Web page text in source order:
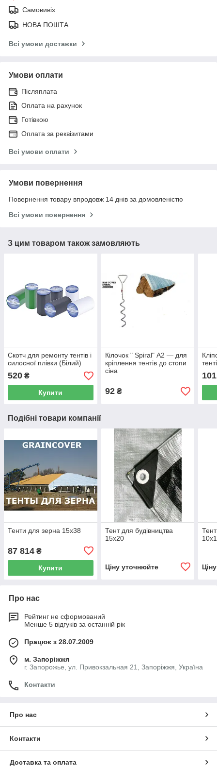
Самовивіз
НОВА ПОШТА
Всі умови доставки
Умови оплати
Післяплата
Оплата на рахунок
Готівкою
Оплата за реквізитами
Всі умови оплати
Умови повернення
Повернення товару впродовж 14 днів за домовленістю
Всі умови повернення
З цим товаром також замовляють
Скотч для ремонту тентів і
силосної плівки (Білий)
520 ₴
Купити
Кілочок " Spiral" А2 — для
кріплення тентів до стопи
сіна
92₴
101
Подібні товари компанії
Тенти для зерна 15х38
87 814 ₴
Купити
Тент для будівництва
15х20
Ціну уточнюйте
Про нас
Рейтинг не сформований
Менше 5 відгуків за останній рік
Працює з 28.07.2009
м. Запоріжжя
г. Запорожье, ул. Привокзальная 21, Запоріжжя, Україна
Контакти
Про нас
Контакти
Доставка та оплата